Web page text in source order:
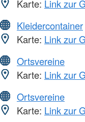
Karte: Link zur
Kleidercontainer
Karte: Link zur
Ortsvereine
Karte: Link zur
Ortsvereine
Karte: Link zur